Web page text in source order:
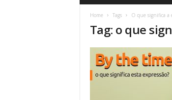
Home Tags O que significa a
Tag: o que